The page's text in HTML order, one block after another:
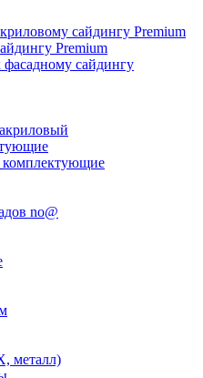
сайдингу Premium
Premium
сайдингу
комплектующие
no@
металл)